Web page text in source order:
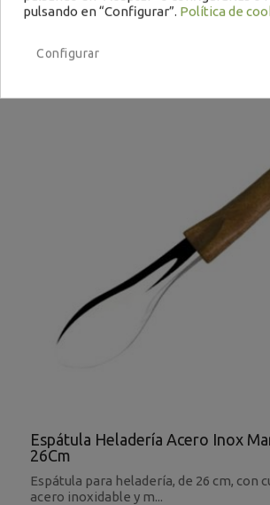
Espátula Heladería Acero Inox
26Cm
Espátula para heladería, de 26 cm, con
acero inoxidable y m...
pulsando en “Configurar”. Política de
Configurar